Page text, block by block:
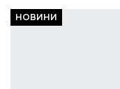
НОВИНИ